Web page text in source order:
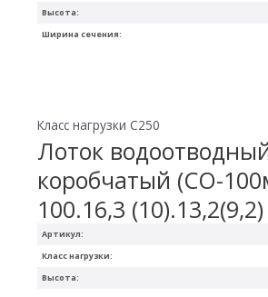
Ширина сечения:
Высота:
Артикул:
Высота:
Класс нагрузки:
Класс нагрузки C250
Лоток
коробчатый (СО-
100.16,3